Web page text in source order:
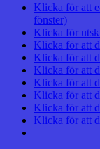
Klicka för att
fönster)
Klicka för
Klicka för att
Klicka för att
Klicka för att
Klicka för att
Klicka för att
Klicka för att
Klicka för att